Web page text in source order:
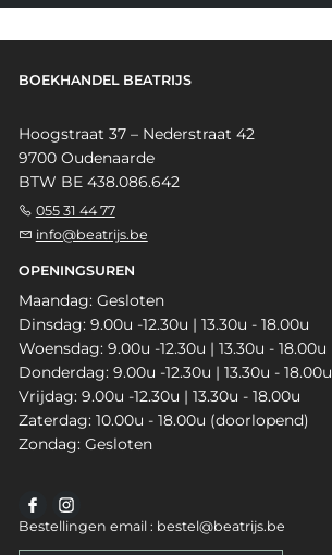
BOEKHANDEL BEATRIJS
Hoogstraat 37 – Nederstraat 42
9700 Oudenaarde
BTW BE 438.086.642
055 31 44 77
info@beatrijs.be
OPENINGSUREN
Maandag: Gesloten
Dinsdag: 9.00u -12.30u | 13.30u - 18.00u
Woensdag: 9.00u -12.30u | 13.30u - 18.00u
Donderdag: 9.00u -12.30u | 13.30u - 18.00u
Vrijdag: 9.00u -12.30u | 13.30u - 18.00u
Zaterdag: 10.00u - 18.00u (doorlopend)
Zondag: Gesloten
Bestellingen email : bestel@beatrijs.be